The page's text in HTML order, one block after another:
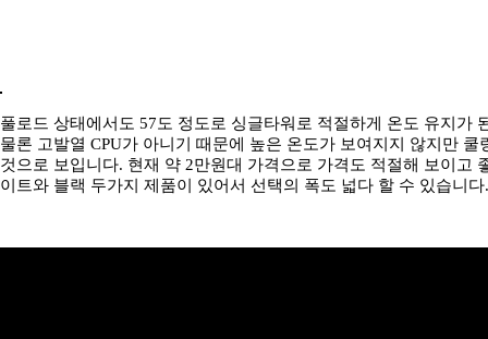
풀로드 상태에서도 57도 정도로 싱글타워로 적절하게 온도 유지가
물론 고발열 CPU가 아니기 때문에 높은 온도가 보여지지 않지만 쿨
것으로 보입니다. 현재 약 2만원대 가격으로 가격도 적절해 보이고
이트와 블랙 두가지 제품이 있어서 선택의 폭도 넓다 할 수 있습니